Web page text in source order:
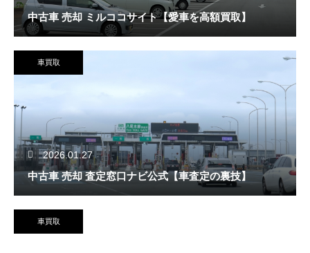
中古車 売却 ミルココサイト【愛車を高額買取】
車買取
2026.01.27
中古車 売却 査定窓口ナビ公式【車査定の裏技】
車買取